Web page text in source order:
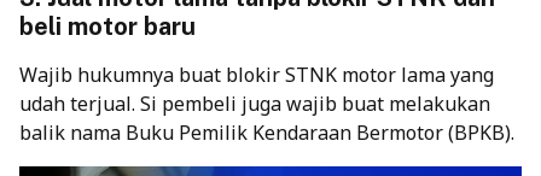
beli motor baru
Wajib hukumnya buat blokir STNK motor lama yang
udah terjual. Si pembeli juga wajib buat melakukan
balik nama Buku Pemilik Kendaraan Bermotor (BPKB).